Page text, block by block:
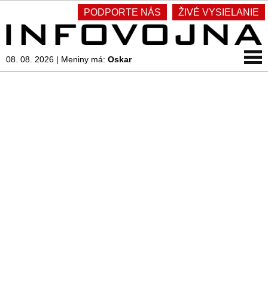
PODPORTE NÁS ŽIVÉ VYSIELANIE
08. 08. 2026 | Meniny má: Oskar